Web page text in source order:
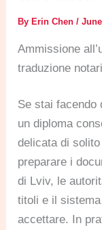
ByErin Chen/
Ammissione
traduzione
Se stai facendo
un diploma
delicata di
preparare i
di Lviv, le
titoli e il
accettare. In